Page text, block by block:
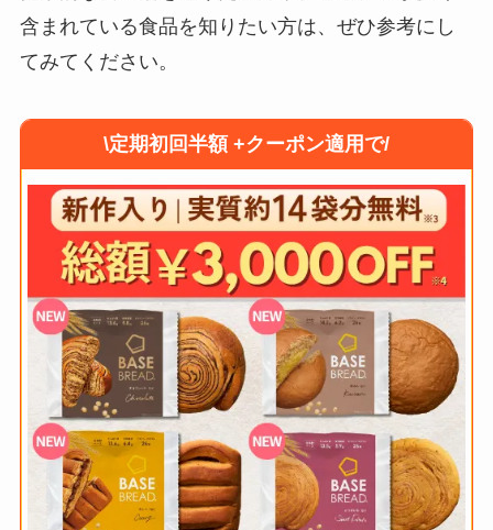
含まれている食品を知りたい方は、ぜひ参考にし
てみてください。
\定期初回半額 +クーポン適用で/